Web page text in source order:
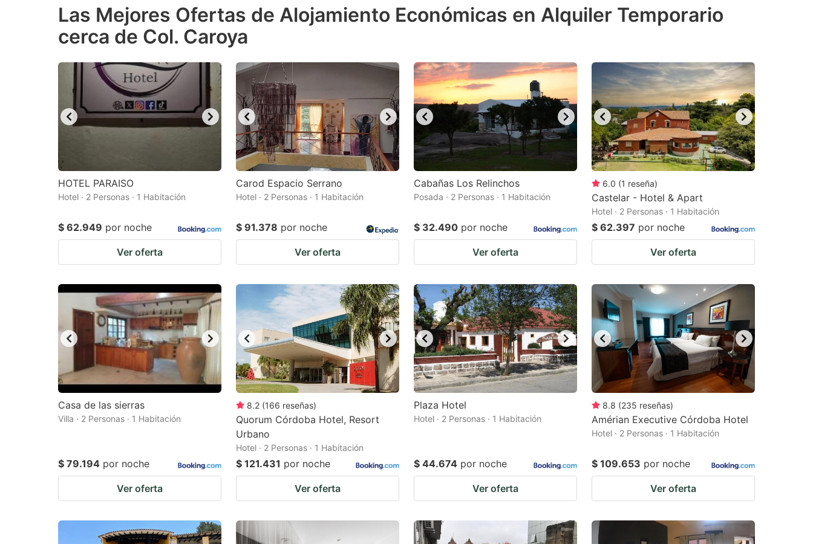
the
question
key
to
the
for
changing
the
key
to
get
the
keyboard
shortcuts
for
changing
Las Mejores Ofertas de Alojamiento Económicas en Alquiler Temporario
cerca de Col. Caroya
HOTEL PARAISO
Hotel · 2 Personas · 1 Habitación
$ 62.949 por noche
Ver oferta
Carod Espacio Serrano
Hotel · 2 Personas · 1 Habitación
$ 91.378 por noche
Ver oferta
Cabañas Los Relinchos
Posada · 2 Personas · 1 Habitación
$ 32.490 por noche
Ver oferta
6.0 (1 reseña)
Castelar - Hotel & Apart
Hotel · 2 Personas · 1 Habitación
$ 62.397 por noche
Ver oferta
Casa de las sierras
Villa · 2 Personas · 1 Habitación
$ 79.194 por noche
Ver oferta
8.2 (166 reseñas)
Quorum Córdoba Hotel, Resort
Urbano
Hotel · 2 Personas · 1 Habitación
$ 121.431 por noche
Ver oferta
Plaza Hotel
Hotel · 2 Personas · 1 Habitación
$ 44.674 por noche
Ver oferta
8.8 (235 reseñas)
Amérian Executive Córdoba Hotel
Hotel · 2 Personas · 1 Habitación
$ 109.653 por noche
Ver oferta